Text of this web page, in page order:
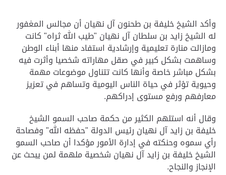
وأكد الشيخ خليفة بن طحنون آل نهيان أن مجالس المغفور
له الشيخ زايد بن سلطان آل نهيان "طيب الله ثراه" كانت
ومازالت منارة تعليمية وإرشادية استفاد منها أبناء الوطن
وساهمت بشكل كبير في صقل مهاراته شخصيا وأثرت فيه
بشكل مباشر خاصة وأنها كانت تتناول موضوعات مهمة
وحيوية تؤثر في حياة الناس اليومية وتساهم في تعزيز
معارفهم ورفع مستوى إدراكهم.
وقال أنه استلهم الكثير من حكمة صاحب السمو الشيخ
خليفة بن زايد آل نهيان رئيس الدولة "حفظه الله" وفصاحة
رأي سموه وحنكته في إدارة الأمور مؤكدا أن صاحب السمو
الشيخ خليفة بن زايد آل نهيان شخصية ملهمة لمن يبحث عن
الإنجاز والنجاح.